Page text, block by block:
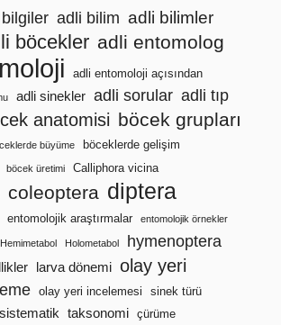
adli bilim adli bilimler
böcekler adli entomolog
adli entomoloji açısından
adli sinekler adli sorular adli tıp
anatomisi böcek grupları
büyüme böceklerde gelişim
böcek üretimi Calliphora vicina
coleoptera diptera
entomolojik araştırmalar entomolojik örnekler
Hemimetabol Holometabol hymenoptera
larva dönemi olay yeri
olay yeri incelemesi
sinek türü
sistematik taksonomi çürüme